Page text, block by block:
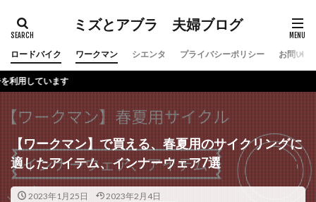
ミズとアブラ 夫婦ブログ
ロードバイク ワークマン シエンタ プライバシーポリシー お問い合
【ワークマン】で買える、春夏用のサイクリングに
適したアイテム、インナーウェア7選
2023年1月25日
2023年2月4日